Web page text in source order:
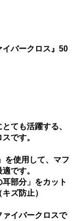
バークロス』50
ても活躍する、
です。
を使用して、マフ
です。
部分」をカット
ズ防止）
イバークロスで